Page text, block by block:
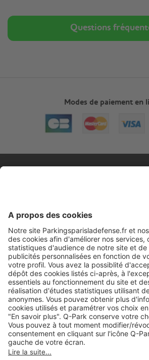
Questions
Modes de paiement en
Informations
Nos services
Nous contacter